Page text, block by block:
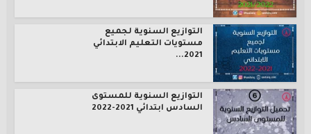
التوازيع السنوية لجميع
مستويات التعليم الابتدائي
2021...
التوازيع السنوية للمستوى
السادس ابتدائي 2021-2022